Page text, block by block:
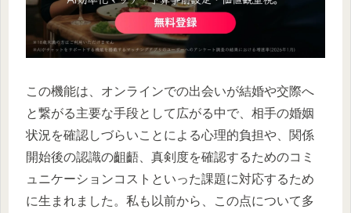
この機能は、オンラインでの出会いが結婚や交際へ
と繋がる主要な手段として広がる中で、相手の婚姻
状況を確認しづらいことによる心理的負担や、関係
開始後の認識の齟齬、真剣度を確認するためのコミ
ュニケーションコストといった課題に対応するため
に生まれました。私も以前から、この点について多